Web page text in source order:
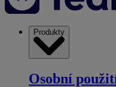
Produkty
Osobní